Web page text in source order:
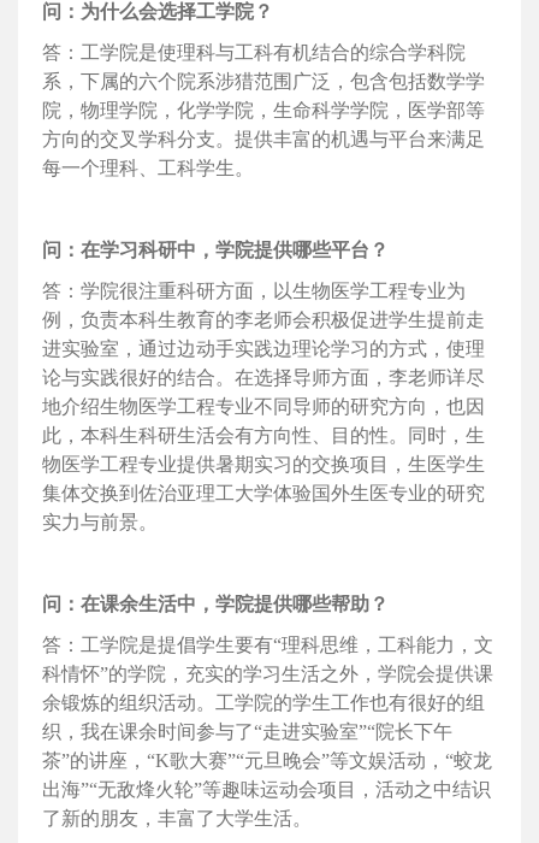
问：为什么会选择工学院？
答：工学院是使理科与工科有机结合的综合学科院
系，下属的六个院系涉猎范围广泛，包含包括数学学
院，物理学院，化学学院，生命科学学院，医学部等
方向的交叉学科分支。提供丰富的机遇与平台来满足
每一个理科、工科学生。
问：在学习科研中，学院提供哪些平台？
答：学院很注重科研方面，以生物医学工程专业为
例，负责本科生教育的李老师会积极促进学生提前走
进实验室，通过边动手实践边理论学习的方式，使理
论与实践很好的结合。在选择导师方面，李老师详尽
地介绍生物医学工程专业不同导师的研究方向，也因
此，本科生科研生活会有方向性、目的性。同时，生
物医学工程专业提供暑期实习的交换项目，生医学生
集体交换到佐治亚理工大学体验国外生医专业的研究
实力与前景。
问：在课余生活中，学院提供哪些帮助？
答：工学院是提倡学生要有“理科思维，工科能力，文
科情怀”的学院，充实的学习生活之外，学院会提供课
余锻炼的组织活动。工学院的学生工作也有很好的组
织，我在课余时间参与了“走进实验室”“院长下午
茶”的讲座，“K歌大赛”“元旦晚会”等文娱活动，“蛟龙
出海”“无敌烽火轮”等趣味运动会项目，活动之中结识
了新的朋友，丰富了大学生活。